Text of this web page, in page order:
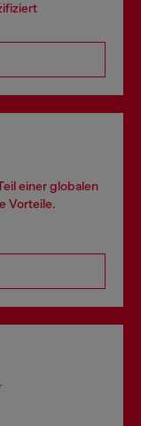
einer globalen
Vorteile.